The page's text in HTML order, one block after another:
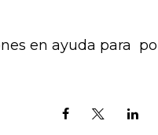
en ayuda para